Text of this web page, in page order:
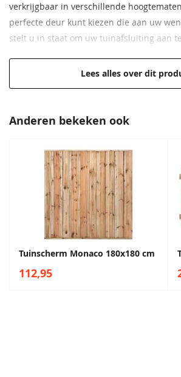
verkrijgbaar in verschillende
perfecte deur kunt kiezen die aan uw
stelt u in staat om uw tuinafsluiting aan
Afmeting van 100x80 cm
Creëert een fraaie tuinafscheiding
Lees alles over dit
Anderen bekeken ook
Tuinscherm Monaco 180x180 cm
112,95